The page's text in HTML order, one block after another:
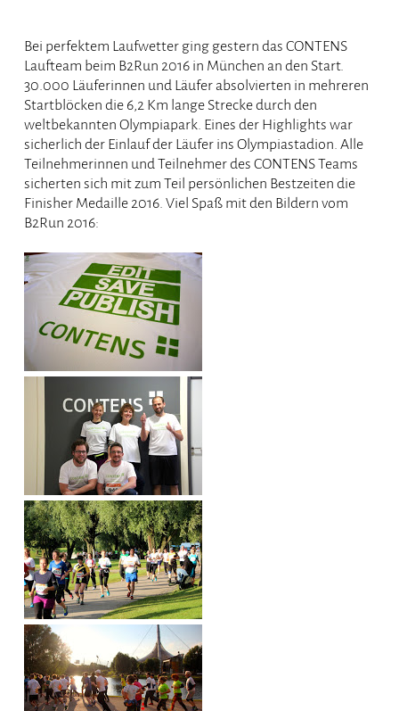
Bei perfektem Laufwetter ging gestern das CONTENS
Laufteam beim B2Run 2016 in München an den Start.
30.000 Läuferinnen und Läufer absolvierten in mehreren
Startblöcken die 6,2 Km lange Strecke durch den
weltbekannten Olympiapark. Eines der Highlights war
sicherlich der Einlauf der Läufer ins Olympiastadion. Alle
Teilnehmerinnen und Teilnehmer des CONTENS Teams
sicherten sich mit zum Teil persönlichen Bestzeiten die
Finisher Medaille 2016. Viel Spaß mit den Bildern vom
B2Run 2016: